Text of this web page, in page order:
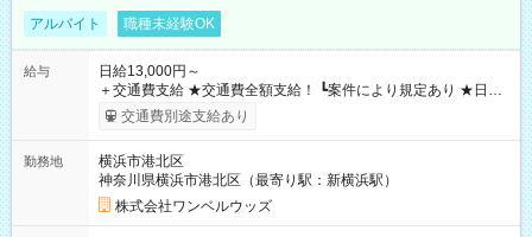
アルバイト 職種未経験OK
給与
日給13,000円～
＋交通費支給 ★交通費全額支給！ ┗案件により規定あり ★日払
いOK！（規定あり） ┗働いたその日に現金GET♪ お仕事後はコ
ンビニATMから 日払い分を引き落とせます！ 【試用期間】試
交通費別途支給あり
勤務地
横浜市港北区
神奈川県横浜市港北区（最寄り駅：新横浜駅）
株式会社ワンベルウッズ